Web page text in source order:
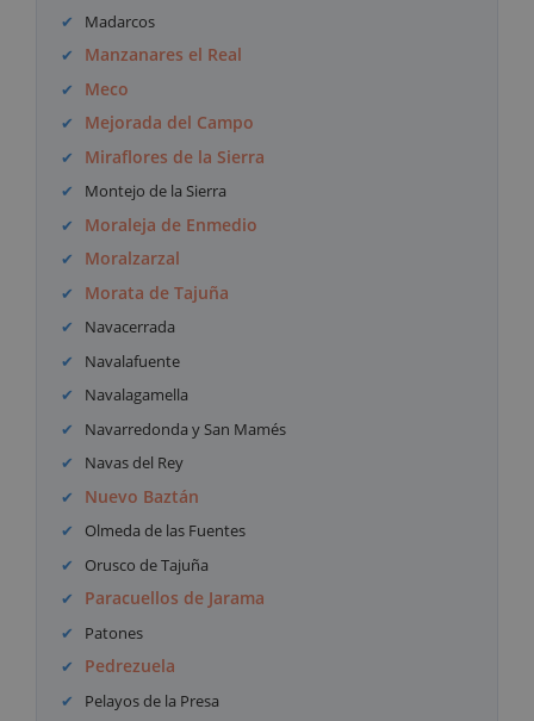
Madarcos
Manzanares el Real
Meco
Mejorada del Campo
Miraflores de la Sierra
Montejo de la Sierra
Moraleja de Enmedio
Moralzarzal
Morata de Tajuña
Navacerrada
Navalafuente
Navalagamella
Navarredonda y San Mamés
Navas del Rey
Nuevo Baztán
Olmeda de las Fuentes
Orusco de Tajuña
Paracuellos de Jarama
Patones
Pedrezuela
Pelayos de la Presa